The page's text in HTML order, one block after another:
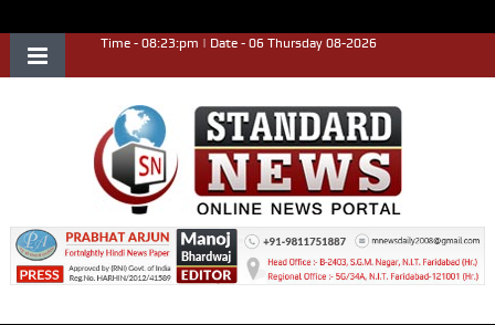
Time - 08:23:pm | Date - 06 Thursday 08-2026